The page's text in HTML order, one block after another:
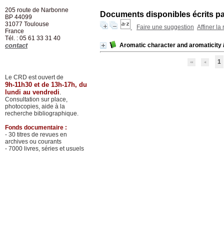
Documents disponibles écrits
Faire une suggestion Affiner la
Aromatic character and aromaticity
1
205 route de Narbonne
BP 44099
31077 Toulouse
France
Tél. : 05 61 33 31 40
contact
Le CRD est ouvert de
9h-11h30 et de 13h-17h, du
lundi au vendredi.
Consultation sur place,
photocopies, aide à la
recherche bibliographique.
Fonds documentaire :
- 30 titres de revues en
archives ou courants
- 7000 livres, séries et usuels